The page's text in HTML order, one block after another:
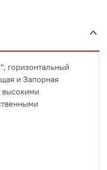
горизонтальный
и Запорная
высокими